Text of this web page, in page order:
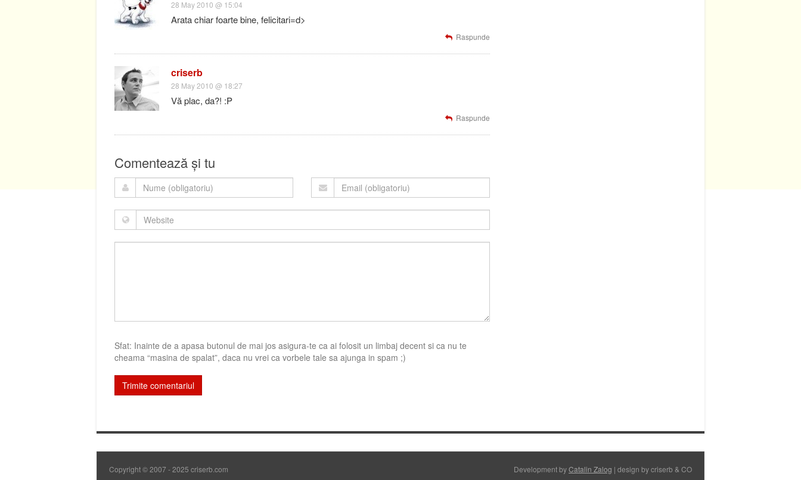
28 May 2010 @ 15:04
Arata chiar foarte bine, felicitari=d>
Raspunde
criserb
28 May 2010 @ 18:27
Vă plac, da?! :P
Raspunde
Comentează și tu
Sfat: Inainte de a apasa butonul de mai jos asigura-te ca ai folosit un limbaj decent si ca nu te
cheama “masina de spalat”, daca nu vrei ca vorbele tale sa ajunga in spam ;)
Copyright © 2007 - 2025 criserb.com Development byCatalin Zalog | design by criserb & CO